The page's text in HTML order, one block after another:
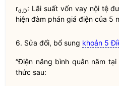
rd.D: Lãisuất vốn vay nội tệ
hiện đàm phán giá điện của 5
6. Sửa đổi, bổ sung khoản 5
“Điện năng bình quân năm
thức sau: